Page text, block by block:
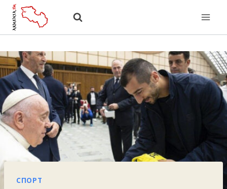
Перейти
СПОРТ